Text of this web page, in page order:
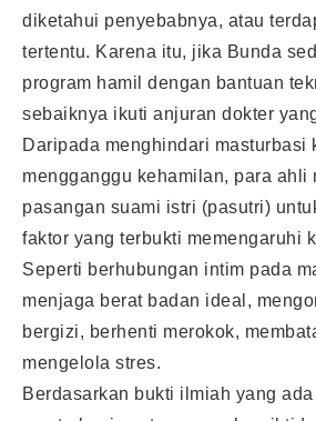
diketahui penyebabnya, atau
tertentu. Karena itu, jika Bunda
program hamil dengan bantuan
sebaiknya ikuti anjuran dokter
Daripada menghindari masturbasi
mengganggu kehamilan, para ahli
pasangan suami istri (pasutri)
faktor yang terbukti memengaruhi
Seperti berhubungan intim pada
menjaga berat badan ideal,
bergizi, berhenti merokok,
mengelola stres.
Berdasarkan bukti ilmiah yang